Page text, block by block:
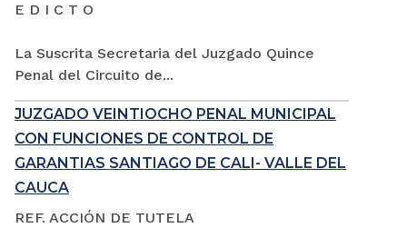
E D I C T O
La Suscrita Secretaria del Juzgado Quince
Penal del Circuito de...
JUZGADO VEINTIOCHO PENAL MUNICIPAL
CON FUNCIONES DE CONTROL DE
GARANTIAS SANTIAGO DE CALI- VALLE DEL
CAUCA
REF. ACCIÓN DE TUTELA